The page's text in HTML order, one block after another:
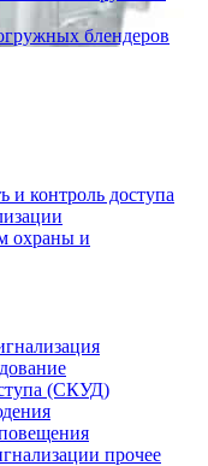
блендеров
и контроль доступа
охраны и
(СКУД)
прочее